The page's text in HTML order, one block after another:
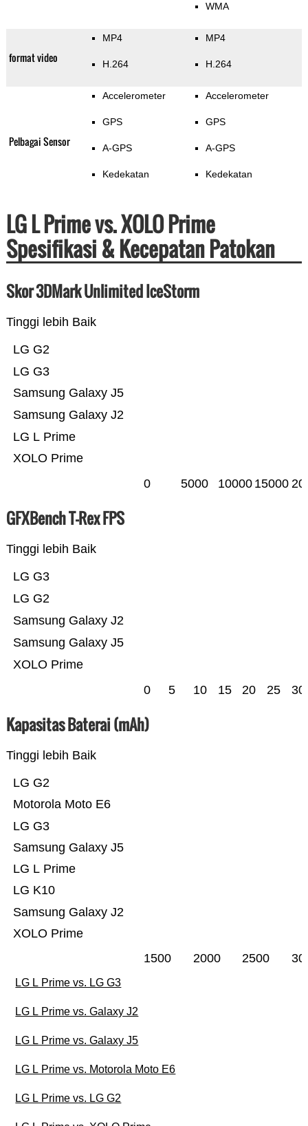
WMA
format video
MP4
H.264
MP4
H.264
Pelbagai Sensor
Accelerometer
GPS
A-GPS
Kedekatan
Accelerometer
GPS
A-GPS
Kedekatan
LG L Prime vs. XOLO Prime
Spesifikasi & Kecepatan Patokan
Skor 3DMark Unlimited IceStorm
Tinggi lebih Baik
XOLO Prime
LG L Prime
Samsung Galaxy J2
Samsung Galaxy J5
LG G3
LG G2
0 5000 10000 15000
GFXBench T-Rex FPS
Tinggi lebih Baik
XOLO Prime
Samsung Galaxy J5
Samsung Galaxy J2
LG G2
LG G3
0 5 10 15 20 25 30
Kapasitas Baterai (mAh)
Tinggi lebih Baik
XOLO Prime
Samsung Galaxy J2
LG K10
LG L Prime
Samsung Galaxy J5
LG G3
Motorola Moto E6
LG G2
1500 2000 2500
LG L Prime vs. LG G3
LG L Prime vs. Galaxy J2
LG L Prime vs. Galaxy J5
LG L Prime vs. Motorola Moto E6
LG L Prime vs. LG G2